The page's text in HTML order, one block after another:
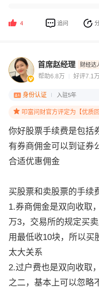
4 追问
首席赵经理 财经达
帮助6.8万 好评7.1万
身份认证 入驻5年
叩富问财官方评定为【优质回
你好股票手续费是包括
有券商佣金可以到证券
合适优惠佣金
买股票和卖股票的手续
1.券商佣金是双向收取
万3，交易所的规定买
用最低收10块，所以买
太大关系
2.过户费也是双向收取
之二，基本上可以忽略